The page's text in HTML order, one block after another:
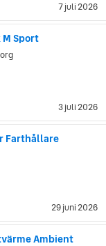
7 juli 2026
M Sport
3 juli 2026
Farthållare
29 juni 2026
Ambient